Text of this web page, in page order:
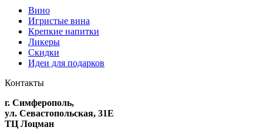
Вино
Игристые вина
Крепкие напитки
Ликеры
Скидки
Идеи для подарков
Контакты
г. Симферополь,
ул. Севастопольская, 31Е
ТЦ Лоцман